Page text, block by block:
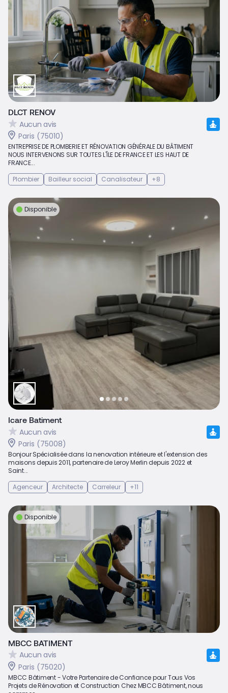
DLCT RENOV
Aucun avis
Paris (75010)
ENTREPRISE DE PLOMBERIE ET RÉNOVATION GÉNÉRALE DU BÂTIMENT
NOUS INTERVENONS SUR TOUTES L'ÎLE DE FRANCE ET LES HAUT DE
FRANCE...
Plombier
Bailleur social Canalisateur +8
Disponible
Icare Batiment
Aucun avis
Paris (75008)
Bonjour Spécialisée dans la nenovation intérieure et l'extension des
maisons depuis 2011, partenaire de Leroy Merlin depuis 2022 et
Saint...
Agenceur
Architecte Carreleur +11
Disponible
MBCC BATIMENT
Aucun avis
Paris (75020)
MBCC Bâtiment - Votre Partenaire de Confiance pour Tous Vos
Projets de Rénovation et Construction Chez MBCC Bâtiment, nous